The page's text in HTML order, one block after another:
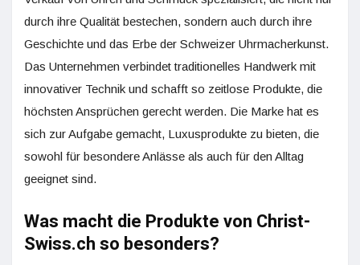
durch ihre Qualität bestechen, sondern auch durch ihre
Geschichte und das Erbe der Schweizer Uhrmacherkunst.
Das Unternehmen verbindet traditionelles Handwerk mit
innovativer Technik und schafft so zeitlose Produkte, die
höchsten Ansprüchen gerecht werden. Die Marke hat es
sich zur Aufgabe gemacht, Luxusprodukte zu bieten, die
sowohl für besondere Anlässe als auch für den Alltag
geeignet sind.
Was macht die Produkte von Christ-
Swiss.ch so besonders?